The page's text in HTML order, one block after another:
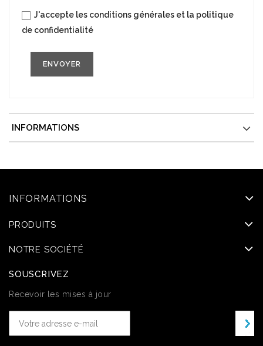
J'accepte les conditions générales et la politique
de confidentialité
INFORMATIONS
INFORMATIONS
PRODUITS
NOTRE SOCIÉTÉ
SOUSCRIVEZ
Recevoir les mises à jour